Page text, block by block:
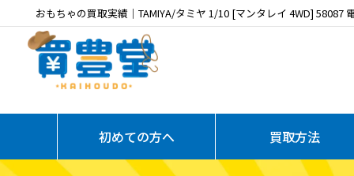
おもちゃの買取実績｜TAMIYA/タミヤ 1/10 [マンタレイ 4WD] 58087
初めての方へ 買取方法